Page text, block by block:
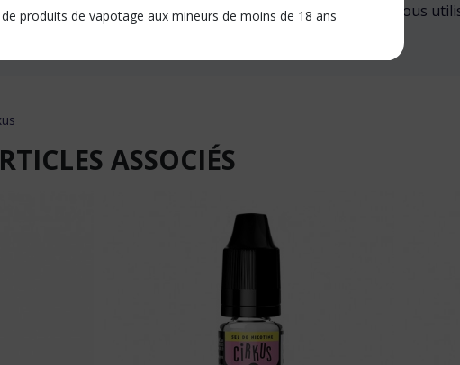
produits de vapotage aux mineurs de moins de 18 ans
sont fabriqués en France. La nicotine vapologique que nous
ASSOCIÉS